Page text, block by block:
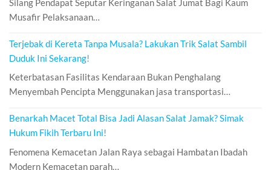
Silang Pendapat Seputar Keringanan Salat Jumat Bagi Kaum
Musafir Pelaksanaan…
Terjebak di Kereta Tanpa Musala? Lakukan Trik Salat Sambil
Duduk Ini Sekarang!
Keterbatasan Fasilitas Kendaraan Bukan Penghalang
Menyembah Pencipta Menggunakan jasa transportasi…
Benarkah Macet Total Bisa Jadi Alasan Salat Jamak? Simak
Hukum Fikih Terbaru Ini!
Fenomena Kemacetan Jalan Raya sebagai Hambatan Ibadah
Modern Kemacetan parah…